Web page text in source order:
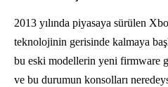
2013 yılında piyasaya sürülen
teknolojinin gerisinde kalmaya
bu eski modellerin yeni firmware
ve bu durumun konsolları